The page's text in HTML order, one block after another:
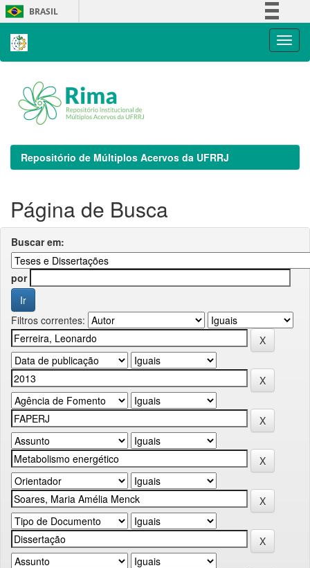
Skip
navigation
BRASIL
Repositório de Múltiplos Acervos da UFRRJ
Página de Busca
Buscar em:
por
Filtros correntes: